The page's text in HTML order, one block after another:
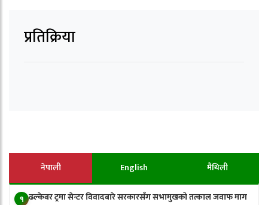
प्रतिक्रिया
नेपाली English मैथिली
१ ढल्केबर ट्रमा सेन्टर विवादबारे सरकारसँग सभामुखको तत्काल जवाफ माग